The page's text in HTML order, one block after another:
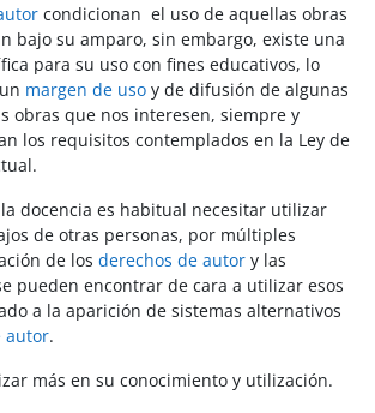
condicionan el uso de aquellas obras
bajo su amparo, sin embargo, existe una
para su uso con fines educativos, lo
margen de uso y de difusión de algunas
obras que nos interesen, siempre y
los requisitos contemplados en la Ley de
docencia es habitual necesitar utilizar
de otras personas, por múltiples
de los derechos de autor y las
pueden encontrar de cara a utilizar esos
a la aparición de sistemas alternativos
autor.
más en su conocimiento y utilización.